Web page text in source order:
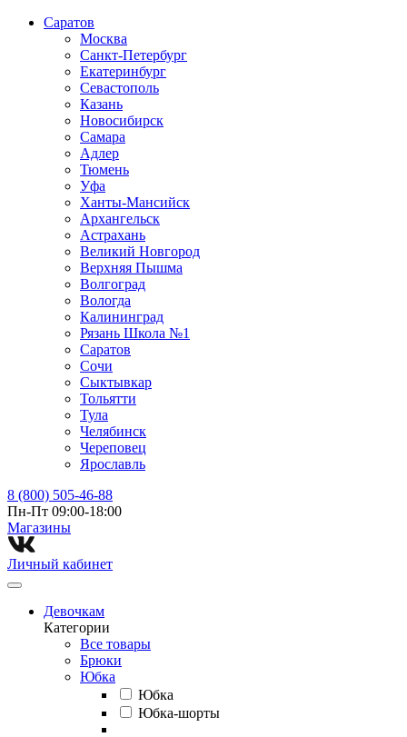
Саратов
Москва
Санкт-Петербург
Екатеринбург
Севастополь
Казань
Новосибирск
Самара
Адлер
Тюмень
Уфа
Ханты-Мансийск
Архангельск
Астрахань
Великий Новгород
Верхняя Пышма
Волгоград
Вологда
Калининград
Рязань Школа №1
Саратов
Сочи
Сыктывкар
Тольятти
Тула
Челябинск
Череповец
Ярославль
8 (800) 505-46-88
Пн-Пт 09:00-18:00
Магазины⁠
Личный кабинет
Девочкам
Категории
Все товары
Брюки
Юбка
Юбка
Юбка-шорты